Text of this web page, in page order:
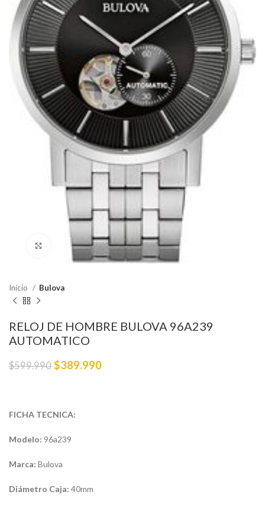
Haga Click para agrandar
Inicio Bulova
RELOJ DE HOMBRE BULOVA 96A239
AUTOMATICO
$599.990 $389.990
FICHA TECNICA:
Modelo: 96a239
Marca: Bulova
Diámetro Caja: 40mm